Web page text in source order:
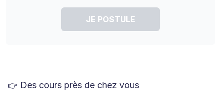
JE POSTULE
👉 Des cours près de chez vous